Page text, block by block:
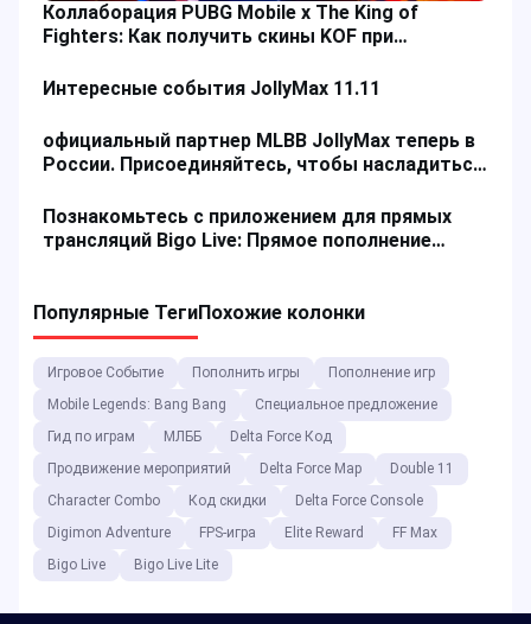
Коллаборация PUBG Mobile x The King of
Fighters: Как получить скины KOF при
Интересные события JollyMax 11.11
официальный партнер MLBB JollyMax теперь в
России. Присоединяйтесь, чтобы насладиться
Познакомьтесь с приложением для прямых
трансляций Bigo Live: Прямое пополнение
Популярные ТегиПохожие колонки
Игровое Событие Пополнить игры
Пополнение игр
Mobile Legends: Bang Bang
Специальное предложение
Гид по играм
МЛББ
Delta Force Код
Продвижение мероприятий
Delta Force Map
Double 11
Character Combo
Код скидки
Delta Force Console
Digimon Adventure
FPS-игра Elite Reward
FF Max
Bigo Live
Bigo Live Lite